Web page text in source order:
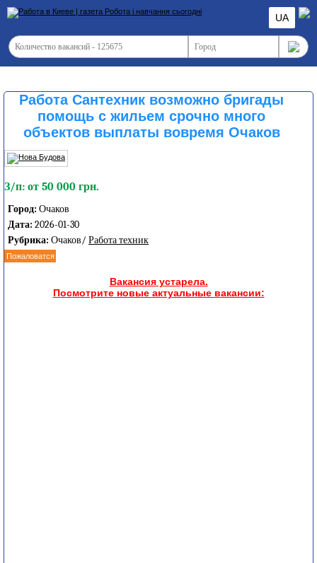
UA
Работа Сантехник возможно бригады
помощь с жильем срочно много
объектов выплаты вовремя Очаков
З/п: от 50 000 грн.
Город: Очаков
Дата: 2026-01-30
Рубрика: Очаков/ Работа техник
Пожаловатся
Вакансия устарела.
Посмотрите новые актуальные вакансии: